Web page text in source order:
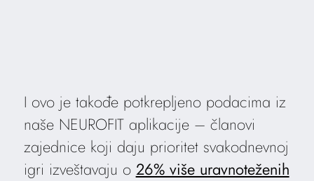
I ovo je takođe potkrepljeno podacima iz
naše NEUROFIT aplikacije – članovi
zajednice koji daju prioritet svakodnevnoj
igri izveštavaju o 26% više uravnoteženih